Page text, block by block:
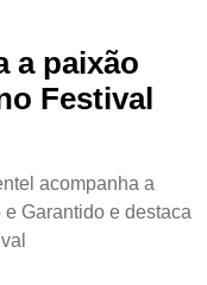
a paixão
Festival
acompanha a
Garantido e destaca